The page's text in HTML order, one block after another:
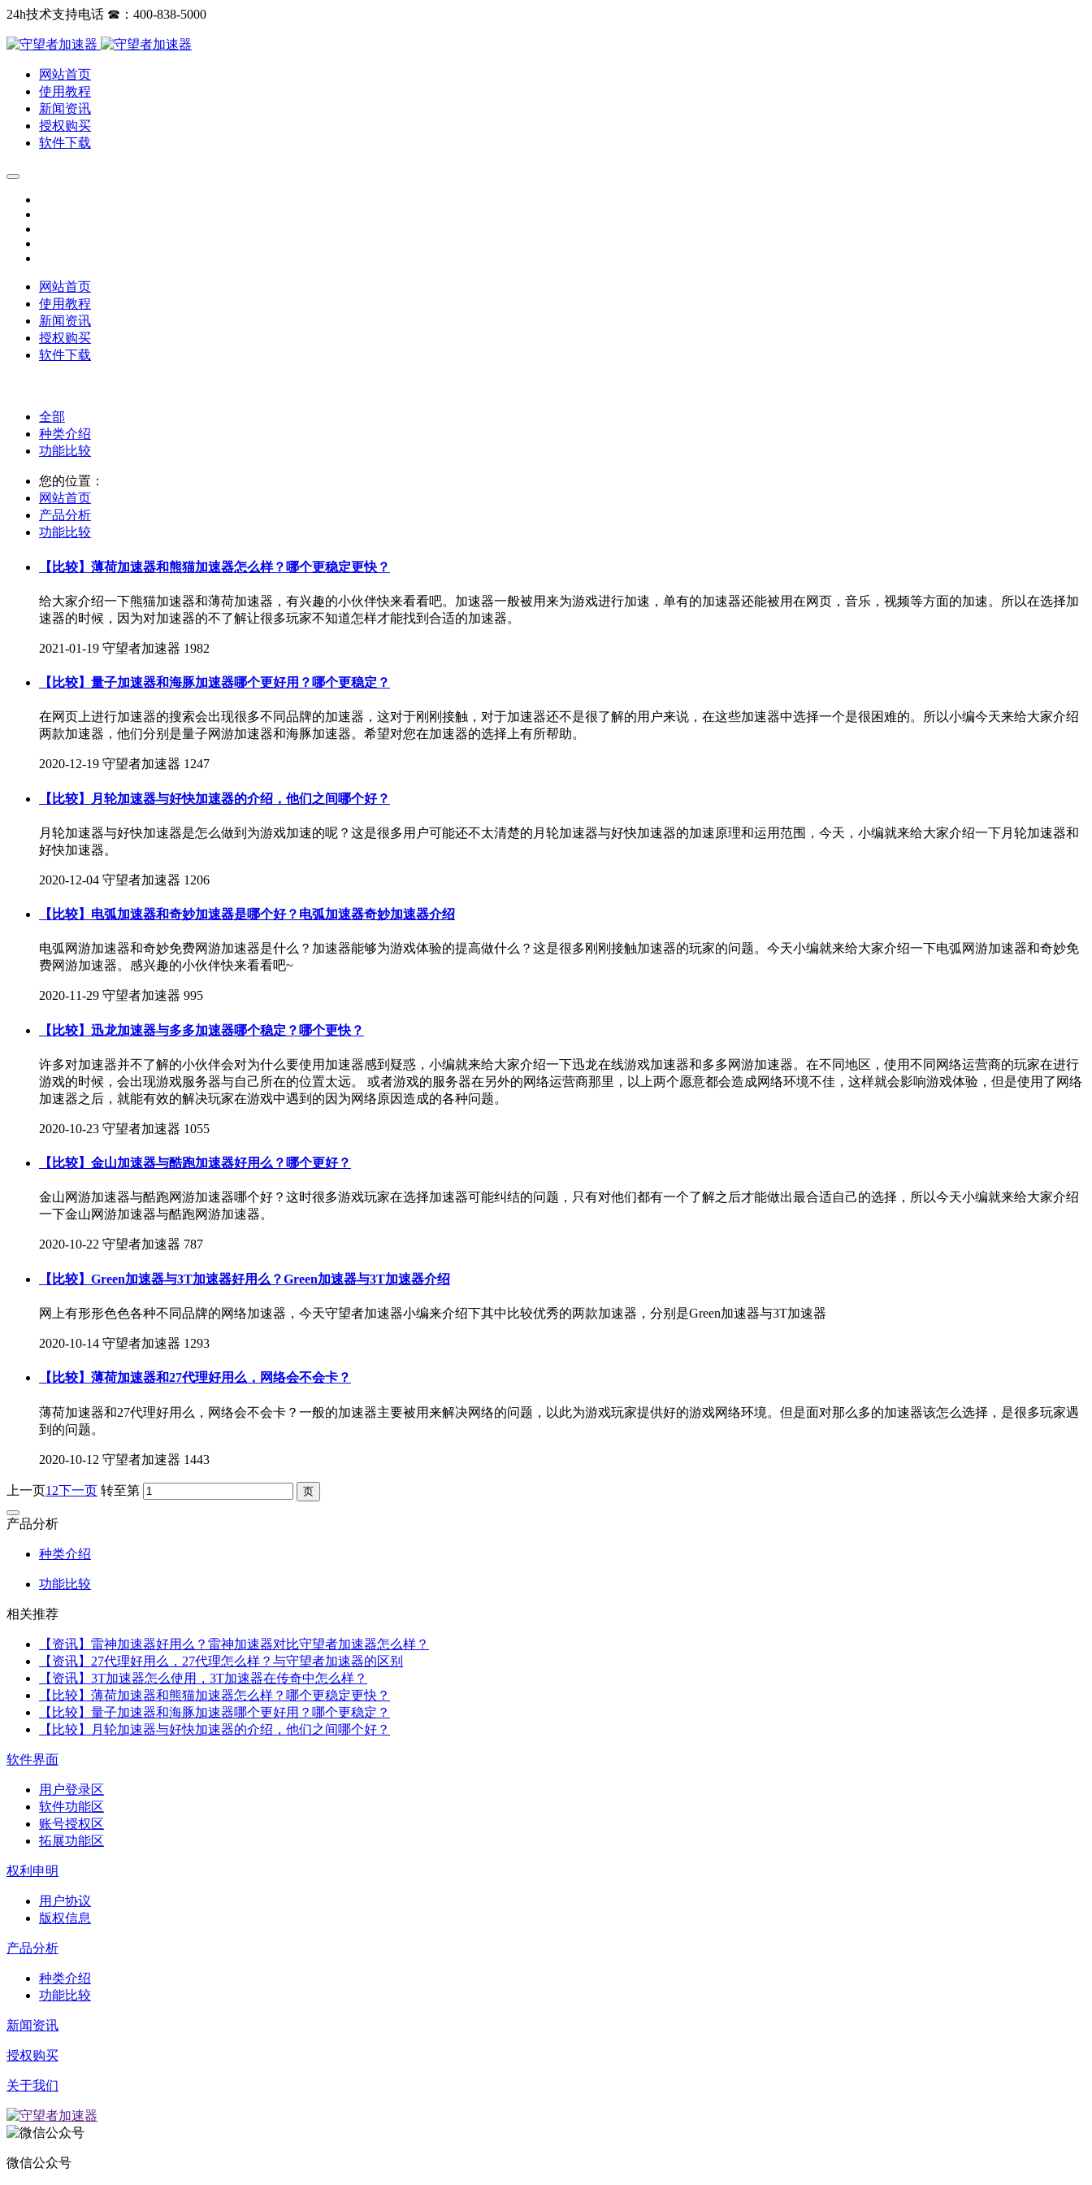
24h技术支持电话 ☎：400-838-5000
网站首页
使用教程
新闻资讯
授权购买
软件下载
网站首页
使用教程
新闻资讯
授权购买
软件下载
全部
种类介绍
功能比较
您的位置：
网站首页
产品分析
功能比较
【比较】薄荷加速器和熊猫加速器怎么样？哪个更稳定更快？
给大家介绍一下熊猫加速器和薄荷加速器，有兴趣的小伙伴快来看看吧。加速器一般被用来为游戏进行加速，单有的加速器还能被用在网页，音乐，视频等方面的加速。所以在选择加
速器的时候，因为对加速器的不了解让很多玩家不知道怎样才能找到合适的加速器。
2021-01-19 守望者加速器 1982
【比较】量子加速器和海豚加速器哪个更好用？哪个更稳定？
在网页上进行加速器的搜索会出现很多不同品牌的加速器，这对于刚刚接触，对于加速器还不是很了解的用户来说，在这些加速器中选择一个是很困难的。所以小编今天来给大家介绍
两款加速器，他们分别是量子网游加速器和海豚加速器。希望对您在加速器的选择上有所帮助。
2020-12-19 守望者加速器 1247
【比较】月轮加速器与好快加速器的介绍，他们之间哪个好？
月轮加速器与好快加速器是怎么做到为游戏加速的呢？这是很多用户可能还不太清楚的月轮加速器与好快加速器的加速原理和运用范围，今天，小编就来给大家介绍一下月轮加速器和
好快加速器。
2020-12-04 守望者加速器 1206
【比较】电弧加速器和奇妙加速器是哪个好？电弧加速器奇妙加速器介绍
电弧网游加速器和奇妙免费网游加速器是什么？加速器能够为游戏体验的提高做什么？这是很多刚刚接触加速器的玩家的问题。今天小编就来给大家介绍一下电弧网游加速器和奇妙免
费网游加速器。感兴趣的小伙伴快来看看吧~
2020-11-29 守望者加速器 995
【比较】迅龙加速器与多多加速器哪个稳定？哪个更快？
许多对加速器并不了解的小伙伴会对为什么要使用加速器感到疑惑，小编就来给大家介绍一下迅龙在线游戏加速器和多多网游加速器。在不同地区，使用不同网络运营商的玩家在进行
游戏的时候，会出现游戏服务器与自己所在的位置太远。 或者游戏的服务器在另外的网络运营商那里，以上两个愿意都会造成网络环境不佳，这样就会影响游戏体验，但是使用了网络
加速器之后，就能有效的解决玩家在游戏中遇到的因为网络原因造成的各种问题。
2020-10-23 守望者加速器 1055
【比较】金山加速器与酷跑加速器好用么？哪个更好？
金山网游加速器与酷跑网游加速器哪个好？这时很多游戏玩家在选择加速器可能纠结的问题，只有对他们都有一个了解之后才能做出最合适自己的选择，所以今天小编就来给大家介绍
一下金山网游加速器与酷跑网游加速器。
2020-10-22 守望者加速器 787
【比较】Green加速器与3T加速器好用么？Green加速器与3T加速器介绍
网上有形形色色各种不同品牌的网络加速器，今天守望者加速器小编来介绍下其中比较优秀的两款加速器，分别是Green加速器与3T加速器
2020-10-14 守望者加速器 1293
【比较】薄荷加速器和27代理好用么，网络会不会卡？
薄荷加速器和27代理好用么，网络会不会卡？一般的加速器主要被用来解决网络的问题，以此为游戏玩家提供好的游戏网络环境。但是面对那么多的加速器该怎么选择，是很多玩家遇
到的问题。
2020-10-12 守望者加速器 1443
上一页1 2下一页 转至第
产品分析
种类介绍
功能比较
相关推荐
【资讯】雷神加速器好用么？雷神加速器对比守望者加速器怎么样？
【资讯】27代理好用么，27代理怎么样？与守望者加速器的区别
【资讯】3T加速器怎么使用，3T加速器在传奇中怎么样？
【比较】薄荷加速器和熊猫加速器怎么样？哪个更稳定更快？
【比较】量子加速器和海豚加速器哪个更好用？哪个更稳定？
【比较】月轮加速器与好快加速器的介绍，他们之间哪个好？
软件界面
用户登录区
软件功能区
账号授权区
拓展功能区
权利申明
用户协议
版权信息
产品分析
种类介绍
功能比较
新闻资讯
授权购买
关于我们
微信公众号